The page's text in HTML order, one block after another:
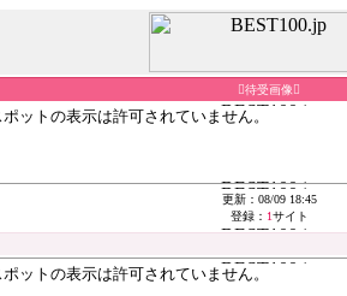
待受画像
更新：08/09 18:45
登録： 1サイト